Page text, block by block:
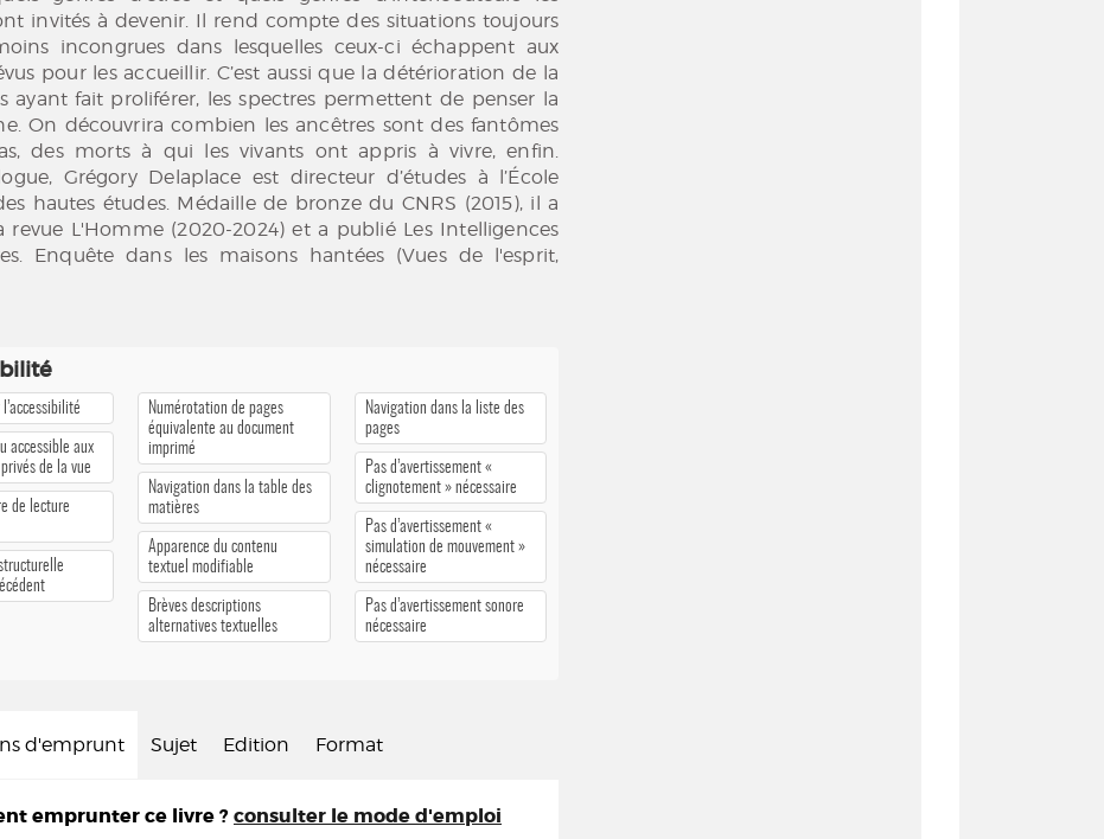
invités à devenir. Il rend compte des situations toujours
incongrues dans lesquelles ceux-ci échappent aux
pour les accueillir. C’est aussi que la détérioration de la
ayant fait proliférer, les spectres permettent de penser la
On découvrira combien les ancêtres sont des fantômes
des morts à qui les vivants ont appris à vivre, enfin.
Grégory Delaplace est directeur d’études à l’École
hautes études. Médaille de bronze du CNRS (2015), il a
revue L'Homme (2020-2024) et a publié Les Intelligences
Enquête dans les maisons hantées (Vues de l'esprit,
accessible aux
de la vue
de lecture
Numérotation de pages
équivalente au document
imprimé
Navigation dans la table des
matières
Apparence du contenu
textuel modifiable
Brèves descriptions
alternatives textuelles
Navigation dans la liste des
pages
Pas d’avertissement «
clignotement » nécessaire
Pas d’avertissement «
simulation de mouvement »
nécessaire
Pas d’avertissement sonore
nécessaire
d'emprunt Sujet Edition Format
emprunter ce livre ? consulter le mode d'emploi